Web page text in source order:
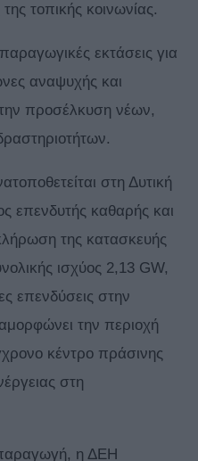
τοπικής κοινωνίας.
εκτάσεις για
αναψυχής και
προσέλκυση νέων,
στη Δυτική
επενδυτής καθαρής και
της κατασκευής
ισχύος 2,13 GW,
επενδύσεις στην
την περιοχή
κέντρο πράσινης
στη
η ΔΕΗ